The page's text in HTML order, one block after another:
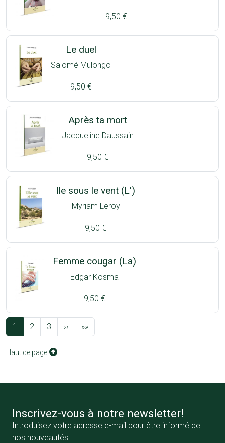
9,50 €
Le duel
Salomé Mulongo
9,50 €
Après ta mort
Jacqueline Daussain
9,50 €
Ile sous le vent (L')
Myriam Leroy
9,50 €
Femme cougar (La)
Edgar Kosma
9,50 €
Pagination
1 2 3 ›› Page suivante
»»Dernière page
Haut de page
Inscrivez-vous à notre newsletter!
Introduisez votre adresse e-mail pour être informé de
nos nouveautés !